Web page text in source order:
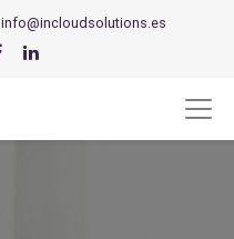
info@incloudsolutions.es